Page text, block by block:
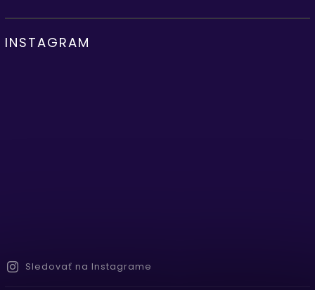
INSTAGRAM
Sledovať na Instagrame